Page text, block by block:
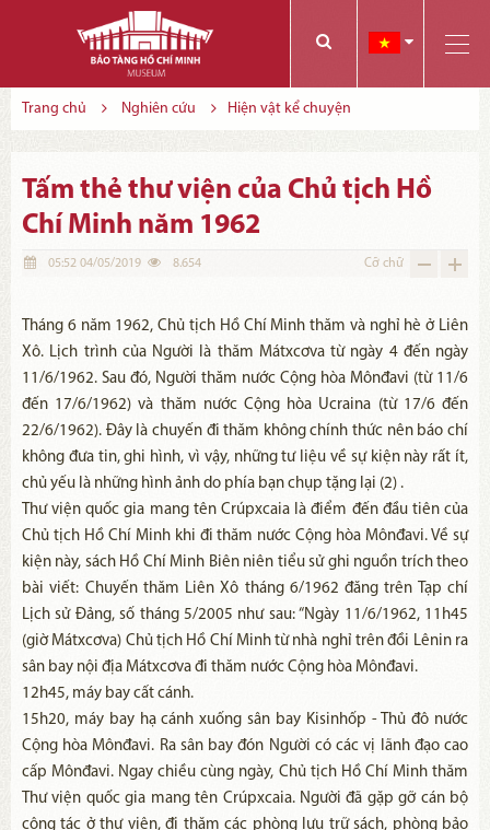
Trang chủ Nghiên cứu Hiện vật kể chuyện
Tấm thẻ thư viện của Chủ tịch Hồ
Chí Minh năm 1962
05:52 04/05/2019 8.654 Cỡ chữ
Tháng 6 năm 1962, Chủ tịch Hồ Chí Minh thăm và nghỉ hè ở Liên
Xô. Lịch trình của Người là thăm Mátxcơva từ ngày 4 đến ngày
11/6/1962. Sau đó, Người thăm nước Cộng hòa Mônđavi (từ 11/6
đến 17/6/1962) và thăm nước Cộng hòa Ucraina (từ 17/6 đến
22/6/1962). Đây là chuyến đi thăm không chính thức nên báo chí
không đưa tin, ghi hình, vì vậy, những tư liệu về sự kiện này rất ít,
chủ yếu là những hình ảnh do phía bạn chụp tặng lại (2) .
Thư viện quốc gia mang tên Crúpxcaia là điểm đến đầu tiên của
Chủ tịch Hồ Chí Minh khi đi thăm nước Cộng hòa Mônđavi. Về sự
kiện này, sách Hồ Chí Minh Biên niên tiểu sử ghi nguồn trích theo
bài viết: Chuyến thăm Liên Xô tháng 6/1962 đăng trên Tạp chí
Lịch sử Đảng, số tháng 5/2005 như sau: “Ngày 11/6/1962, 11h45
(giờ Mátxcơva) Chủ tịch Hồ Chí Minh từ nhà nghỉ trên đồi Lênin ra
sân bay nội địa Mátxcơva đi thăm nước Cộng hòa Mônđavi.
12h45, máy bay cất cánh.
15h20, máy bay hạ cánh xuống sân bay Kisinhốp - Thủ đô nước
Cộng hòa Mônđavi. Ra sân bay đón Người có các vị lãnh đạo cao
cấp Mônđavi. Ngay chiều cùng ngày, Chủ tịch Hồ Chí Minh thăm
Thư viện quốc gia mang tên Crúpxcaia. Người đã gặp gỡ cán bộ
công tác ở thư viện, đi thăm các phòng lưu trữ sách, phòng bảo